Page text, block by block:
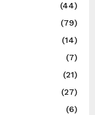
(44)
(79)
(14)
(7)
(21)
(27)
(6)